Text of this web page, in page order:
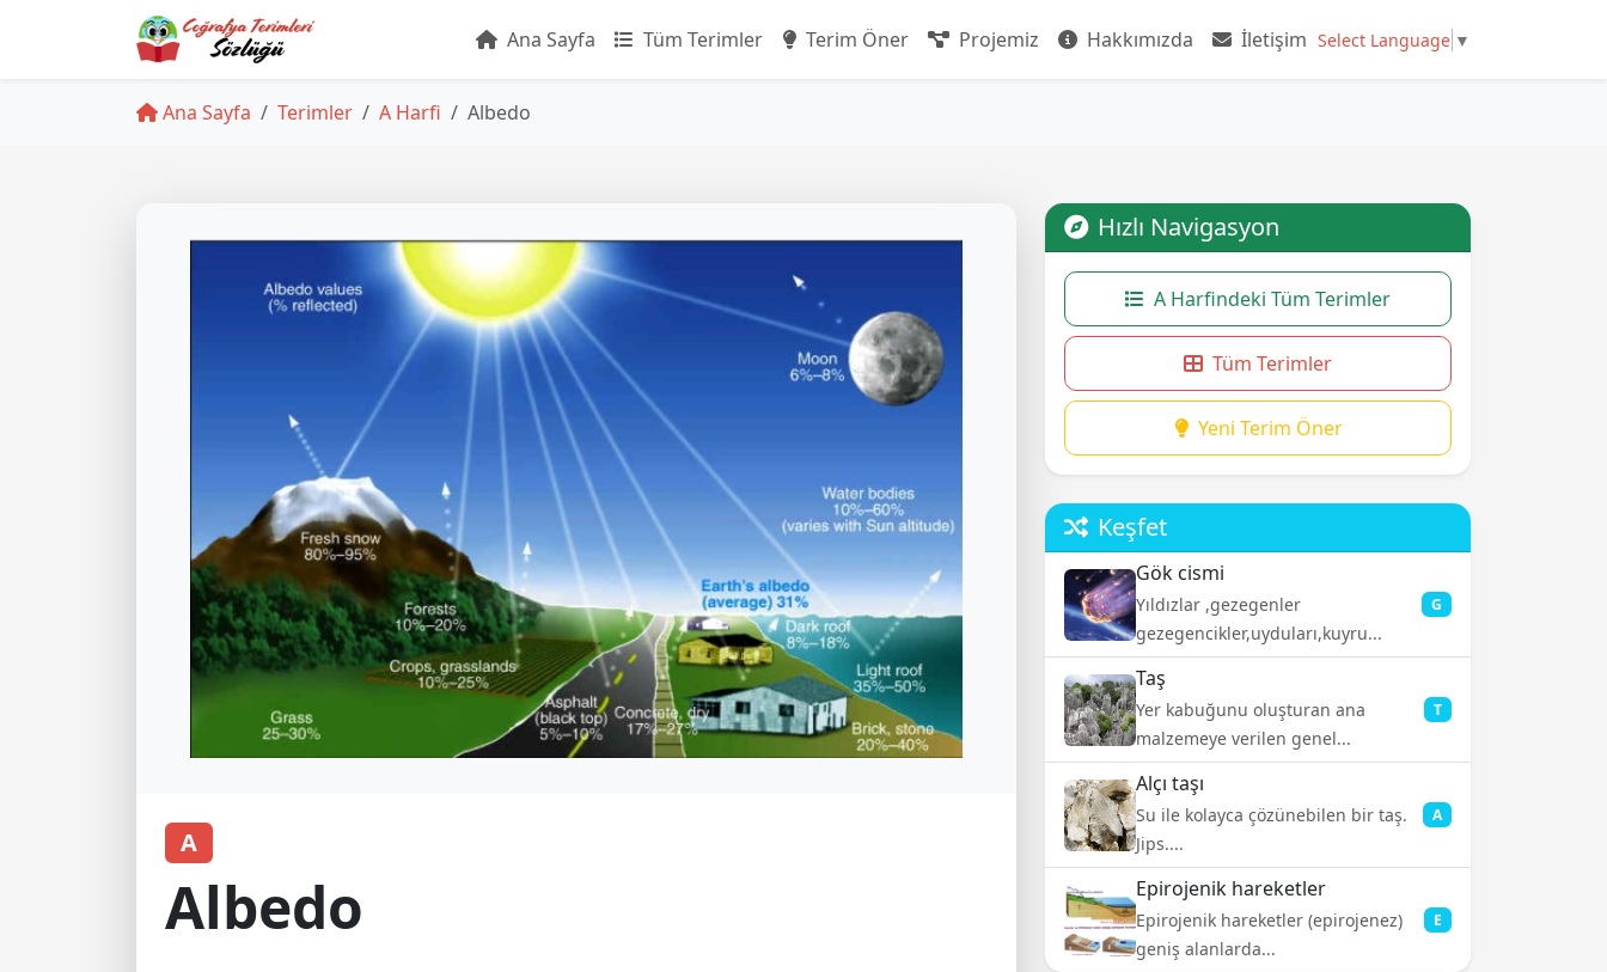
Ana Sayfa Tüm Terimler Terim Öner Projemiz Hakkımızda İletişim Select Language ▼
Ana Sayfa Terimler A Harfi Albedo
A
Albedo
Hızlı Navigasyon
A Harfindeki Tüm Terimler
Tüm Terimler
Yeni Terim Öner
Keşfet
Gök cismi
Yıldızlar ,gezegenler
gezegencikler,uyduları,kuyru...
G
Taş
Yer kabuğunu oluşturan ana
malzemeye verilen genel...
T
Alçı taşı
Su ile kolayca çözünebilen bir taş.
Jips....
A
Epirojenik hareketler
Epirojenik hareketler (epirojenez)
geniş alanlarda...
E